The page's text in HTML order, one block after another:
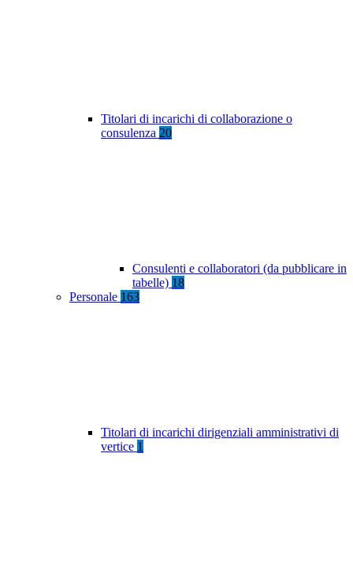
Titolari di incarichi di collaborazione o
consulenza 20
Consulenti e collaboratori (da pubblicare in
tabelle) 18
Personale 163
Titolari di incarichi dirigenziali amministrativi di
vertice 1